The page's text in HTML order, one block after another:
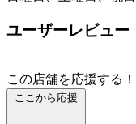
ユーザーレビュー
この店舗を応援する！
ここから応援